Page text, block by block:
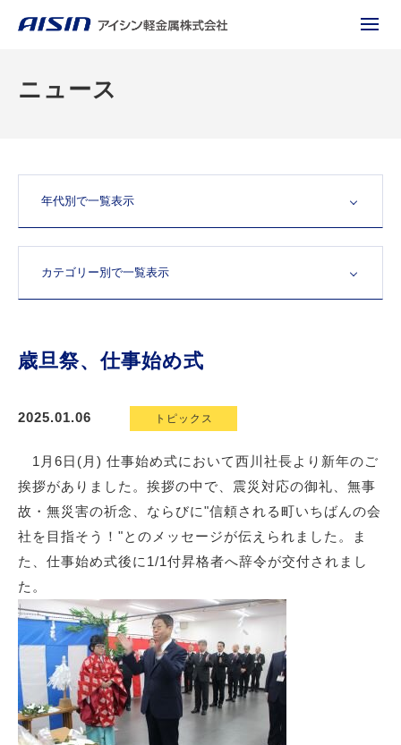
ニュース
歳旦祭、仕事始め式
2025.01.06 トピックス
1月6日(月) 仕事始め式において西川社長より新年のご
挨拶がありました。挨拶の中で、震災対応の御礼、無事
故・無災害の祈念、ならびに"信頼される町いちばんの会
社を目指そう！"とのメッセージが伝えられました。ま
た、仕事始め式後に1/1付昇格者へ辞令が交付されまし
た。